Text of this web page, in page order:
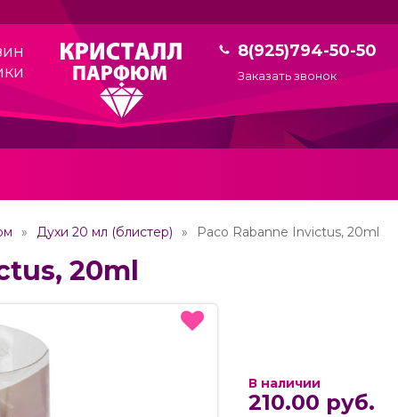
8(925)794-50-50
Заказать звонок
Духи 20 мл (блистер) Paco Rabanne Invictus, 20ml
20ml
В наличии
210.00 руб.